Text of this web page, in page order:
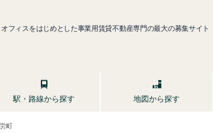
オフィスをはじめとした事業用賃貸不動産専門の最大の募集サイト
駅・路線から探す 地図から探す
町